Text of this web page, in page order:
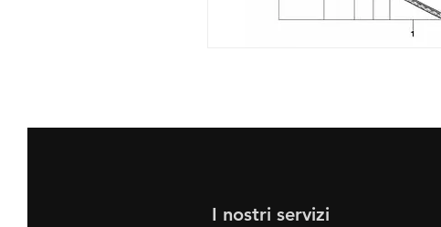
I nostri servizi